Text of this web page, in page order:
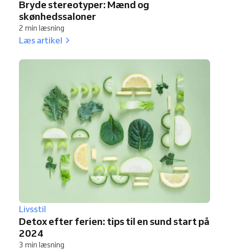
Bryde stereotyper: Mænd og
skønhedssaloner
2 min læsning
Læs artikel
Livsstil
Detox efter ferien: tips til en sund start på
2024
3 min læsning